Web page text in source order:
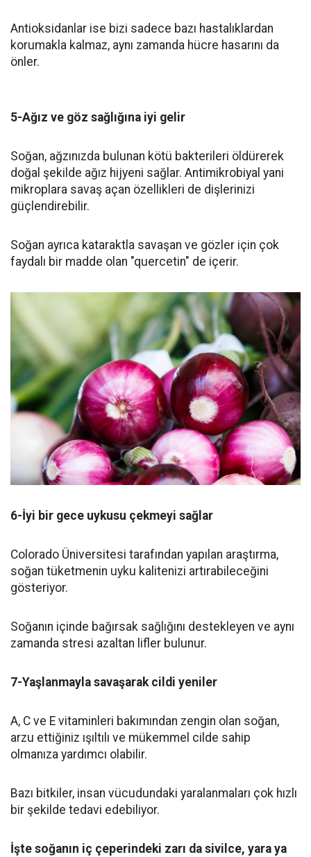
Antioksidanlar ise bizi sadece bazı hastalıklardan
korumakla kalmaz, aynı zamanda hücre hasarını da
önler.
5-Ağız ve göz sağlığına iyi gelir
Soğan, ağzınızda bulunan kötü bakterileri öldürerek
doğal şekilde ağız hijyeni sağlar. Antimikrobiyal yani
mikroplara savaş açan özellikleri de dişlerinizi
güçlendirebilir.
Soğan ayrıca kataraktla savaşan ve gözler için çok
faydalı bir madde olan "quercetin" de içerir.
6-İyi bir gece uykusu çekmeyi sağlar
Colorado Üniversitesi tarafından yapılan araştırma,
soğan tüketmenin uyku kalitenizi artırabileceğini
gösteriyor.
Soğanın içinde bağırsak sağlığını destekleyen ve aynı
zamanda stresi azaltan lifler bulunur.
7-Yaşlanmayla savaşarak cildi yeniler
A, C ve E vitaminleri bakımından zengin olan soğan,
arzu ettiğiniz ışıltılı ve mükemmel cilde sahip
olmanıza yardımcı olabilir.
Bazı bitkiler, insan vücudundaki yaralanmaları çok hızlı
bir şekilde tedavi edebiliyor.
İşte soğanın iç çeperindeki zarı da sivilce, yara ya